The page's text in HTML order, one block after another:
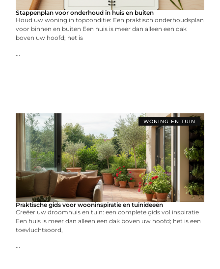
Stappenplan voor onderhoud in huis en buiten
Houd uw woning in topconditie: Een praktisch onderhoudsplan
voor binnen en buiten Een huis is meer dan alleen een dak
boven uw hoofd; het is
...
WONING EN TUIN
Praktische gids voor wooninspiratie en tuinideeën
Creëer uw droomhuis en tuin: een complete gids vol inspiratie
Een huis is meer dan alleen een dak boven uw hoofd; het is een
toevluchtsoord,
...